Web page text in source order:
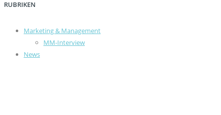
RUBRIKEN
Marketing & Management
MM-Interview
News